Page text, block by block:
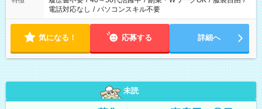
電話対応なし / パソコンスキル不要
気になる！ 応募する 詳細へ
未読